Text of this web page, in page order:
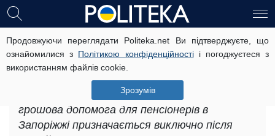
Продовжуючи переглядати Politeka.net Ви підтверджуєте, що
ознайомилися з Політикою конфіденційностіі погоджуєтеся з
використанням файлів cookie.
Зрозумів
Грошова допомога для пенсіонерів
у Запоріжжі: як отримувати
щомісячно 1038 гривень
У Пенсійному фонді наголошують, що
грошова допомога для пенсіонерів в
Запоріжжі призначається виключно після